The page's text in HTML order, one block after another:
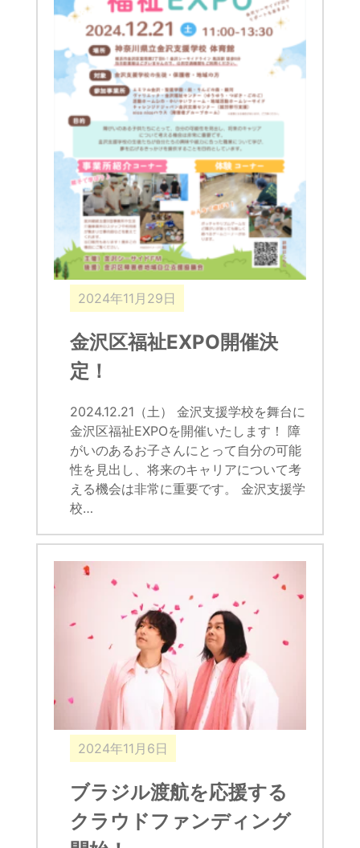
2024年11月29日
金沢区福祉EXPO開催決
定！
2024.12.21（土） 金沢支援学校を舞台に
金沢区福祉EXPOを開催いたします！ 障
がいのあるお子さんにとって自分の可能
性を見出し、将来のキャリアについて考
える機会は非常に重要です。 金沢支援学
校…
2024年11月6日
ブラジル渡航を応援する
クラウドファンディング